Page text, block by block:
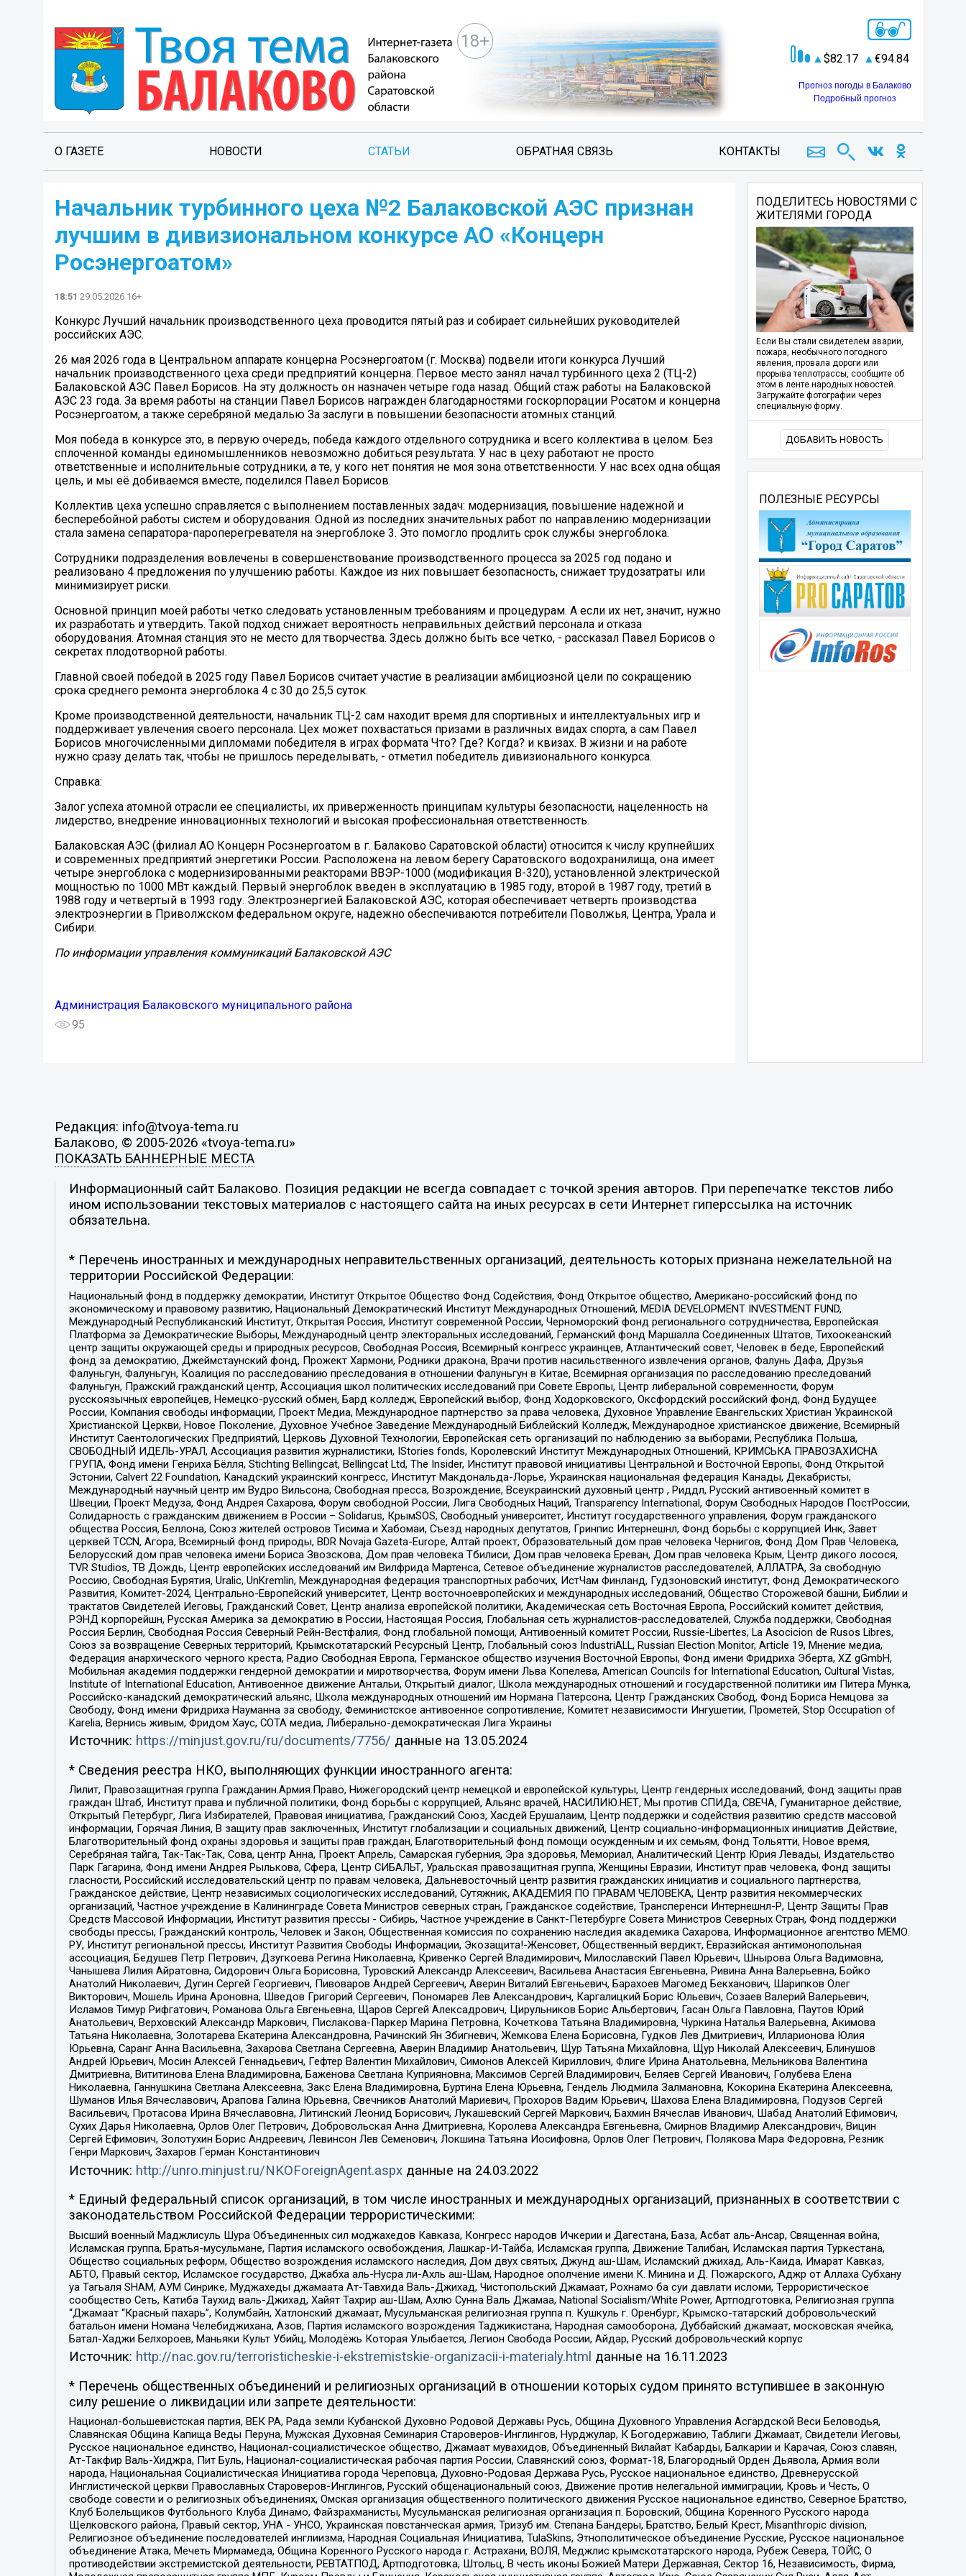
18+
82.17 94.84
Прогноз погоды в Балаково
Подробный прогноз
О ГАЗЕТЕ НОВОСТИ СТАТЬИ ОБРАТНАЯ СВЯЗЬ КОНТАКТЫ
Начальник турбинного цеха №2 Балаковской АЭС признан
лучшим в дивизиональном конкурсе АО «Концерн
Росэнергоатом»
18:51 29.05.2026 16+
Конкурс Лучший начальник производственного цеха проводится пятый раз и собирает сильнейших руководителей
российских АЭС.
26 мая 2026 года в Центральном аппарате концерна Росэнергоатом (г. Москва) подвели итоги конкурса Лучший
начальник производственного цеха среди предприятий концерна. Первое место занял начал турбинного цеха 2 (ТЦ-2)
Балаковской АЭС Павел Борисов. На эту должность он назначен четыре года назад. Общий стаж работы на Балаковской
АЭС 23 года. За время работы на станции Павел Борисов награжден благодарностями госкорпорации Росатом и концерна
Росэнергоатом, а также серебряной медалью За заслуги в повышении безопасности атомных станций.
Моя победа в конкурсе это, в первую очередь, победа каждого отдельного сотрудника и всего коллектива в целом. Без
сплоченной команды единомышленников невозможно добиться результата. У нас в цеху работают не просто
ответственные и исполнительные сотрудники, а те, у кого нет понятия не моя зона ответственности. У нас всех одна общая
цель, и мы её добиваемся вместе, поделился Павел Борисов.
Коллектив цеха успешно справляется с выполнением поставленных задач: модернизация, повышение надежной и
бесперебойной работы систем и оборудования. Одной из последних значительных работ по направлению модернизации
стала замена сепаратора-пароперегревателя на энергоблоке 3. Это помогло продлить срок службы энергоблока.
Сотрудники подразделения вовлечены в совершенствование производственного процесса за 2025 год подано и
реализовано 4 предложения по улучшению работы. Каждое из них повышает безопасность, снижает трудозатраты или
минимизирует риски.
Основной принцип моей работы четко следовать установленным требованиям и процедурам. А если их нет, значит, нужно
их разработать и утвердить. Такой подход снижает вероятность неправильных действий персонала и отказа
оборудования. Атомная станция это не место для творчества. Здесь должно быть все четко, - рассказал Павел Борисов о
секретах плодотворной работы.
Главной своей победой в 2025 году Павел Борисов считает участие в реализации амбициозной цели по сокращению
срока среднего ремонта энергоблока 4 с 30 до 25,5 суток.
Кроме производственной деятельности, начальник ТЦ-2 сам находит время для спортивных и интеллектуальных игр и
поддерживает увлечения своего персонала. Цех может похвастаться призами в различных видах спорта, а сам Павел
Борисов многочисленными дипломами победителя в играх формата Что? Где? Когда? и квизах. В жизни и на работе
нужно сразу делать так, чтобы не пришлось переделывать, - отметил победитель дивизионального конкурса.
Справка:
Залог успеха атомной отрасли ее специалисты, их приверженность принципам культуры безопасности, нацеленность на
лидерство, внедрение инновационных технологий и высокая профессиональная ответственность.
Балаковская АЭС (филиал АО Концерн Росэнергоатом в г. Балаково Саратовской области) относится к числу крупнейших
и современных предприятий энергетики России. Расположена на левом берегу Саратовского водохранилища, она имеет
четыре энергоблока с модернизированными реакторами ВВЭР-1000 (модификация В-320), установленной электрической
мощностью по 1000 МВт каждый. Первый энергоблок введен в эксплуатацию в 1985 году, второй в 1987 году, третий в
1988 году и четвертый в 1993 году. Электроэнергией Балаковской АЭС, которая обеспечивает четверть производства
электроэнергии в Приволжском федеральном округе, надежно обеспечиваются потребители Поволжья, Центра, Урала и
Сибири.
По информации управления коммуникаций Балаковской АЭС
Администрация Балаковского муниципального района
95
ПОДЕЛИТЕСЬ НОВОСТЯМИ С
ЖИТЕЛЯМИ ГОРОДА
Если Вы стали свидетелем аварии,
пожара, необычного погодного
явления, провала дороги или
прорыва теплотрассы, сообщите об
этом в ленте народных новостей.
Загружайте фотографии через
специальную форму.
ДОБАВИТЬ НОВОСТЬ
ПОЛЕЗНЫЕ РЕСУРСЫ
Редакция: info@tvoya-tema.ru
Балаково, © 2005-2026 «tvoya-tema.ru»
ПОКАЗАТЬ БАННЕРНЫЕ МЕСТА
Информационный сайт Балаково. Позиция редакции не всегда совпадает с точкой зрения авторов. При перепечатке текстов либо
ином использовании текстовых материалов с настоящего сайта на иных ресурсах в сети Интернет гиперссылка на источник
обязательна.
* Перечень иностранных и международных неправительственных организаций, деятельность которых признана нежелательной на
территории Российской Федерации:
Национальный фонд в поддержку демократии, Институт Открытое Общество Фонд Содействия, Фонд Открытое общество, Американо-российский фонд по
экономическому и правовому развитию, Национальный Демократический Институт Международных Отношений, MEDIA DEVELOPMENT INVESTMENT FUND,
Международный Республиканский Институт, Открытая Россия, Институт современной России, Черноморский фонд регионального сотрудничества, Европейская
Платформа за Демократические Выборы, Международный центр электоральных исследований, Германский фонд Маршалла Соединенных Штатов, Тихоокеанский
центр защиты окружающей среды и природных ресурсов, Свободная Россия, Всемирный конгресс украинцев, Атлантический совет, Человек в беде, Европейский
фонд за демократию, Джеймстаунский фонд, Прожект Хармони, Родники дракона, Врачи против насильственного извлечения органов, Фалунь Дафа, Друзья
Фалуньгун, Фалуньгун, Коалиция по расследованию преследования в отношении Фалуньгун в Китае, Всемирная организация по расследованию преследований
Фалуньгун, Пражский гражданский центр, Ассоциация школ политических исследований при Совете Европы, Центр либеральной современности, Форум
русскоязычных европейцев, Немецко-русский обмен, Бард колледж, Европейский выбор, Фонд Ходорковского, Оксфордский российский фонд, Фонд Будущее
России, Компания свободы информации, Проект Медиа, Международное партнерство за права человека, Духовное Управление Евангельских Христиан Украинской
Христианской Церкви, Новое Поколение, Духовное Учебное Заведение Международный Библейский Колледж, Международное христианское движение, Всемирный
Институт Саентологических Предприятий, Церковь Духовной Технологии, Европейская сеть организаций по наблюдению за выборами, Республика Польша,
СВОБОДНЫЙ ИДЕЛЬ-УРАЛ, Ассоциация развития журналистики, IStories fonds, Королевский Институт Международных Отношений, КРИМСЬКА ПРАВОЗАХИСНА
ГРУПА, Фонд имени Генриха Бёлля, Stichting Bellingcat, Bellingcat Ltd, The Insider, Институт правовой инициативы Центральной и Восточной Европы, Фонд Открытой
Эстонии, Calvert 22 Foundation, Канадский украинский конгресс, Институт Макдональда-Лорье, Украинская национальная федерация Канады, Декабристы,
Международный научный центр им Вудро Вильсона, Свободная пресса, Возрождение, Всеукраинский духовный центр , Риддл, Русский антивоенный комитет в
Швеции, Проект Медуза, Фонд Андрея Сахарова, Форум свободной России, Лига Свободных Наций, Transparеncy International, Форум Свободных Народов ПостРоссии,
Солидарность с гражданским движением в России – Solidarus, КрымSOS, Свободный университет, Институт государственного управления, Форум гражданского
общества Россия, Беллона, Союз жителей островов Тисима и Хабомаи, Съезд народных депутатов, Гринпис Интернешнл, Фонд борьбы с коррупцией Инк, Завет
церквей TCCN, Агора, Всемирный фонд природы, BDR Novaja Gazeta-Europe, Алтай проект, Образовательный дом прав человека Чернигов, Фонд Дом Прав Человека,
Белорусский дом прав человека имени Бориса Звозскова, Дом прав человека Тбилиси, Дом прав человека Ереван, Дом прав человека Крым, Центр дикого лосося,
TVR Studios, ТВ Дождь, Центр европейских исследований им Вилфрида Мартенса, Сетевое объединение журналистов расследователей, АЛЛАТРА, За свободную
Россию, Свободная Бурятия, Uralic, UnKremlin, Международная федерация транспортных рабочих, ИстЧам Финланд, Гудзоновский институт, Фонд Демократического
Развития, Комитет-2024, Центрально-Европейский университет, Центр восточноевропейских и международных исследований, Общество Сторожевой башни, Библии и
трактатов Свидетелей Иеговы, Гражданский Совет, Центр анализа европейской политики, Академическая сеть Восточная Европа, Российский комитет действия,
РЭНД корпорейшн, Русская Америка за демократию в России, Настоящая Россия, Глобальная сеть журналистов-расследователей, Служба поддержки, Свободная
Россия Берлин, Свободная Россия Северный Рейн-Вестфалия, Фонд глобальной помощи, Антивоенный комитет России, Russie-Libertes, La Asocicion de Rusos Libres,
Союз за возвращение Северных территорий, Крымскотатарский Ресурсный Центр, Глобальный союз IndustriALL, Russian Election Monitor, Article 19, Мнение медиа,
Федерация анархического черного креста, Радио Свободная Европа, Германское общество изучения Восточной Европы, Фонд имени Фридриха Эберта, XZ gGmbH,
Мобильная академия поддержки гендерной демократии и миротворчества, Форум имени Льва Копелева, American Councils for International Education, Cultural Vistas,
Institute of International Education, Антивоенное движение Антальи, Открытый диалог, Школа международных отношений и государственной политики им Питера Мунка,
Российско-канадский демократический альянс, Школа международных отношений им Нормана Патерсона, Центр Гражданских Свобод, Фонд Бориса Немцова за
Свободу, Фонд имени Фридриха Науманна за свободу, Феминистское антивоенное сопротивление, Комитет независимости Ингушетии, Прометей, Stop Occupation of
Karelia, Вернись живым, Фридом Хаус, СОТА медиа, Либерально-демократическая Лига Украины
Источник: https://minjust.gov.ru/ru/documents/7756/ данные на 13.05.2024
* Сведения реестра НКО, выполняющих функции иностранного агента:
Лилит, Правозащитная группа Гражданин.Армия.Право, Нижегородский центр немецкой и европейской культуры, Центр гендерных исследований, Фонд защиты прав
граждан Штаб, Институт права и публичной политики, Фонд борьбы с коррупцией, Альянс врачей, НАСИЛИЮ.НЕТ, Мы против СПИДа, СВЕЧА, Гуманитарное действие,
Открытый Петербург, Лига Избирателей, Правовая инициатива, Гражданский Союз, Хасдей Ерушалаим, Центр поддержки и содействия развитию средств массовой
информации, Горячая Линия, В защиту прав заключенных, Институт глобализации и социальных движений, Центр социально-информационных инициатив Действие,
Благотворительный фонд охраны здоровья и защиты прав граждан, Благотворительный фонд помощи осужденным и их семьям, Фонд Тольятти, Новое время,
Серебряная тайга, Так-Так-Так, Сова, центр Анна, Проект Апрель, Самарская губерния, Эра здоровья, Мемориал, Аналитический Центр Юрия Левады, Издательство
Парк Гагарина, Фонд имени Андрея Рылькова, Сфера, Центр СИБАЛЬТ, Уральская правозащитная группа, Женщины Евразии, Институт прав человека, Фонд защиты
гласности, Российский исследовательский центр по правам человека, Дальневосточный центр развития гражданских инициатив и социального партнерства,
Гражданское действие, Центр независимых социологических исследований, Сутяжник, АКАДЕМИЯ ПО ПРАВАМ ЧЕЛОВЕКА, Центр развития некоммерческих
организаций, Частное учреждение в Калининграде Совета Министров северных стран, Гражданское содействие, Трансперенси Интернешнл-Р, Центр Защиты Прав
Средств Массовой Информации, Институт развития прессы - Сибирь, Частное учреждение в Санкт-Петербурге Совета Министров Северных Стран, Фонд поддержки
свободы прессы, Гражданский контроль, Человек и Закон, Общественная комиссия по сохранению наследия академика Сахарова, Информационное агентство МЕМО.
РУ, Институт региональной прессы, Институт Развития Свободы Информации, Экозащита!-Женсовет, Общественный вердикт, Евразийская антимонопольная
ассоциация, Бедушев Петр Петрович, Дзугкоева Регина Николаевна, Кривенко Сергей Владимирович, Милославский Павел Юрьевич, Шнырова Ольга Вадимовна,
Чанышева Лилия Айратовна, Сидорович Ольга Борисовна, Туровский Александр Алексеевич, Васильева Анастасия Евгеньевна, Ривина Анна Валерьевна, Бойко
Анатолий Николаевич, Дугин Сергей Георгиевич, Пивоваров Андрей Сергеевич, Аверин Виталий Евгеньевич, Барахоев Магомед Бекханович, Шарипков Олег
Викторович, Мошель Ирина Ароновна, Шведов Григорий Сергеевич, Пономарев Лев Александрович, Каргалицкий Борис Юльевич, Созаев Валерий Валерьевич,
Исламов Тимур Рифгатович, Романова Ольга Евгеньевна, Щаров Сергей Алексадрович, Цирульников Борис Альбертович, Гасан Ольга Павловна, Паутов Юрий
Анатольевич, Верховский Александр Маркович, Пислакова-Паркер Марина Петровна, Кочеткова Татьяна Владимировна, Чуркина Наталья Валерьевна, Акимова
Татьяна Николаевна, Золотарева Екатерина Александровна, Рачинский Ян Збигневич, Жемкова Елена Борисовна, Гудков Лев Дмитриевич, Илларионова Юлия
Юрьевна, Саранг Анна Васильевна, Захарова Светлана Сергеевна, Аверин Владимир Анатольевич, Щур Татьяна Михайловна, Щур Николай Алексеевич, Блинушов
Андрей Юрьевич, Мосин Алексей Геннадьевич, Гефтер Валентин Михайлович, Симонов Алексей Кириллович, Флиге Ирина Анатольевна, Мельникова Валентина
Дмитриевна, Вититинова Елена Владимировна, Баженова Светлана Куприяновна, Максимов Сергей Владимирович, Беляев Сергей Иванович, Голубева Елена
Николаевна, Ганнушкина Светлана Алексеевна, Закс Елена Владимировна, Буртина Елена Юрьевна, Гендель Людмила Залмановна, Кокорина Екатерина Алексеевна,
Шуманов Илья Вячеславович, Арапова Галина Юрьевна, Свечников Анатолий Мариевич, Прохоров Вадим Юрьевич, Шахова Елена Владимировна, Подузов Сергей
Васильевич, Протасова Ирина Вячеславовна, Литинский Леонид Борисович, Лукашевский Сергей Маркович, Бахмин Вячеслав Иванович, Шабад Анатолий Ефимович,
Сухих Дарья Николаевна, Орлов Олег Петрович, Добровольская Анна Дмитриевна, Королева Александра Евгеньевна, Смирнов Владимир Александрович, Вицин
Сергей Ефимович, Золотухин Борис Андреевич, Левинсон Лев Семенович, Локшина Татьяна Иосифовна, Орлов Олег Петрович, Полякова Мара Федоровна, Резник
Генри Маркович, Захаров Герман Константинович
Источник: http://unro.minjust.ru/NKOForeignAgent.aspxданные на 24.03.2022
* Единый федеральный список организаций, в том числе иностранных и международных организаций, признанных в соответствии с
законодательством Российской Федерации террористическими:
Высший военный Маджлисуль Шура Объединенных сил моджахедов Кавказа, Конгресс народов Ичкерии и Дагестана, База, Асбат аль-Ансар, Священная война,
Исламская группа, Братья-мусульмане, Партия исламского освобождения, Лашкар-И-Тайба, Исламская группа, Движение Талибан, Исламская партия Туркестана,
Общество социальных реформ, Общество возрождения исламского наследия, Дом двух святых, Джунд аш-Шам, Исламский джихад, Аль-Каида, Имарат Кавказ,
АБТО, Правый сектор, Исламское государство, Джабха аль-Нусра ли-Ахль аш-Шам, Народное ополчение имени К. Минина и Д. Пожарского, Аджр от Аллаха Субхану
уа Тагьаля SHAM, АУМ Синрике, Муджахеды джамаата Ат-Тавхида Валь-Джихад, Чистопольский Джамаат, Рохнамо ба суи давлати исломи, Террористическое
сообщество Сеть, Катиба Таухид валь-Джихад, Хайят Тахрир аш-Шам, Ахлю Сунна Валь Джамаа, National Socialism/White Power, Артподготовка, Религиозная группа
“Джамаат “Красный пахарь”, Колумбайн, Хатлонский джамаат, Мусульманская религиозная группа п. Кушкуль г. Оренбург, Крымско-татарский добровольческий
батальон имени Номана Челебиджихана, Азов, Партия исламского возрождения Таджикистана, Народная самооборона, Дуббайский джамаат, московская ячейка,
Батал-Хаджи Белхороев, Маньяки Культ Убийц, Молодёжь Которая Улыбается, Легион Свобода России, Айдар, Русский добровольческий корпус
Источник: http://nac.gov.ru/terroristicheskie-i-ekstremistskie-organizacii-i-materialy.html данные на 16.11.2023
* Перечень общественных объединений и религиозных организаций в отношении которых судом принято вступившее в законную
силу решение о ликвидации или запрете деятельности:
Национал-большевистская партия, ВЕК РА, Рада земли Кубанской Духовно Родовой Державы Русь, Община Духовного Управления Асгардской Веси Беловодья,
Славянская Община Капища Веды Перуна, Мужская Духовная Семинария Староверов-Инглингов, Нурджулар, К Богодержавию, Таблиги Джамаат, Свидетели Иеговы,
Русское национальное единство, Национал-социалистическое общество, Джамаат мувахидов, Объединенный Вилайат Кабарды, Балкарии и Карачая, Союз славян,
Ат-Такфир Валь-Хиджра, Пит Буль, Национал-социалистическая рабочая партия России, Славянский союз, Формат-18, Благородный Орден Дьявола, Армия воли
народа, Национальная Социалистическая Инициатива города Череповца, Духовно-Родовая Держава Русь, Русское национальное единство, Древнерусской
Инглистической церкви Православных Староверов-Инглингов, Русский общенациональный союз, Движение против нелегальной иммиграции, Кровь и Честь, О
свободе совести и о религиозных объединениях, Омская организация общественного политического движения Русское национальное единство, Северное Братство,
Клуб Болельщиков Футбольного Клуба Динамо, Файзрахманисты, Мусульманская религиозная организация п. Боровский, Община Коренного Русского народа
Щелковского района, Правый сектор, УНА - УНСО, Украинская повстанческая армия, Тризуб им. Степана Бандеры, Братство, Белый Крест, Misanthropic division,
Религиозное объединение последователей инглиизма, Народная Социальная Инициатива, TulaSkins, Этнополитическое объединение Русские, Русское национальное
объединение Атака, Мечеть Мирмамеда, Община Коренного Русского народа г. Астрахани, ВОЛЯ, Меджлис крымскотатарского народа, Рубеж Севера, ТОЙС, О
противодействии экстремистской деятельности, РЕВТАТПОД, Артподготовка, Штольц, В честь иконы Божией Матери Державная, Сектор 16, Независимость, Фирма,